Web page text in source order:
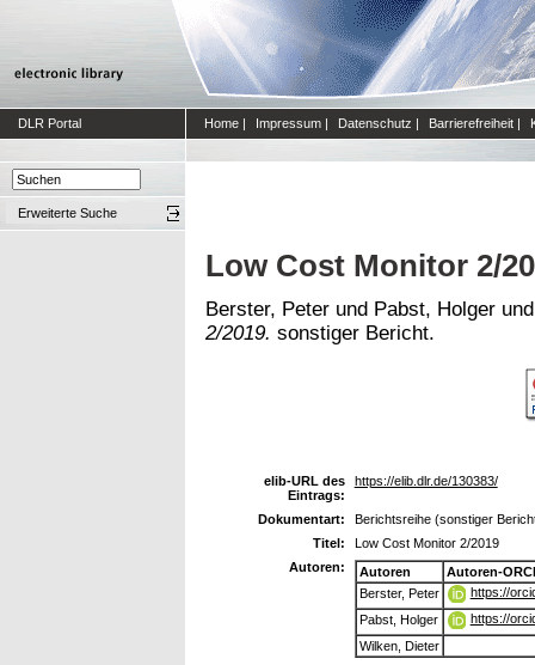
DLR Portal Home | Impressum | Datenschutz | Barrierefreiheit |
Erweiterte Suche
Low Cost Monitor 2/
Berster, Peter und Pabst, Holger
2/2019. sonstiger Bericht.
elib-URL des
Eintrags:
https://elib.dlr.de/130383/
Dokumentart:
Berichtsreihe (sonstiger
Titel:
Low Cost Monitor 2/2019
Autoren:
Autoren
Autoren-
Berster, Peter
https://
Pabst, Holger
https://
Wilken, Dieter